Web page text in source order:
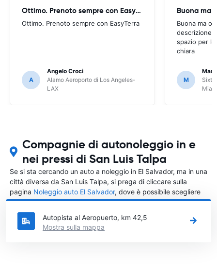
Ottimo. Prenoto sempre con EasyTerra
Ottimo. Prenoto sempre con EasyTerra
A
Angelo Croci
Alamo Aeroporto di Los Angeles-
LAX
Buona ma
Buona ma
descrizione
spazio per
chiara
M
Sixt
Compagnie di autonoleggio in e
nei pressi di San Luis Talpa
Se si sta cercando un auto a noleggio in El Salvador, ma in una
città diversa da San Luis Talpa, si prega di cliccare sulla
pagina Noleggio auto El Salvador, dove è possibile scegliere
in quale città in El Salvador si vuole noleggiare l'auto.
Autopista al Aeropuerto, km 42,5
Mostra sulla mappa